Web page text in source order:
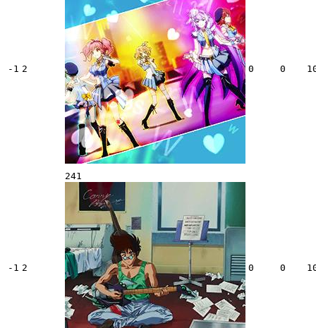
-1 2 0 0
-1 2
241
0 0